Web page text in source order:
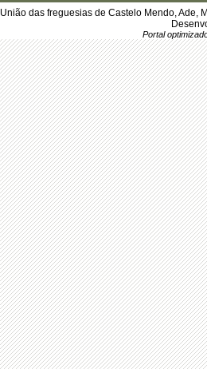
União das freguesias de Castelo Mendo, Ade,
Portal